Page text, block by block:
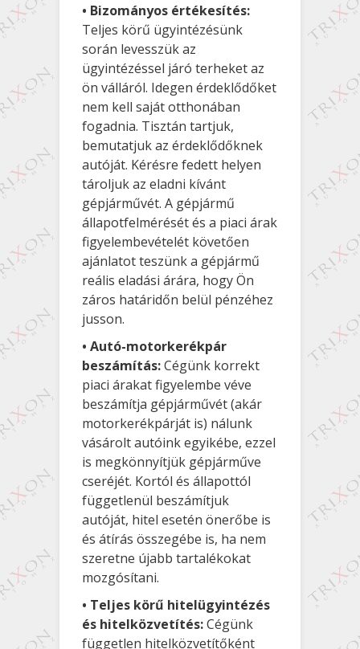
• Bizományos értékesítés:
Teljes körű ügyintézésünk
során levesszük az
ügyintézéssel járó terheket az
ön válláról. Idegen érdeklődőket
nem kell saját otthonában
fogadnia. Tisztán tartjuk,
bemutatjuk az érdeklődőknek
autóját. Kérésre fedett helyen
tároljuk az eladni kívánt
gépjárművét. A gépjármű
állapotfelmérését és a piaci árak
figyelembevételét követően
ajánlatot teszünk a gépjármű
reális eladási árára, hogy Ön
záros határidőn belül pénzéhez
jusson.
• Autó-motorkerékpár
beszámítás:Cégünk korrekt
piaci árakat figyelembe véve
beszámítja gépjárművét (akár
motorkerékpárját is) nálunk
vásárolt autóink egyikébe, ezzel
is megkönnyítjük gépjárműve
cseréjét. Kortól és állapottól
függetlenül beszámítjuk
autóját, hitel esetén önerőbe is
és átírás összegébe is, ha nem
szeretne újabb tartalékokat
mozgósítani.
• Teljes körű hitelügyintézés
és hitelközvetítés:Cégünk
független hitelközvetítőként